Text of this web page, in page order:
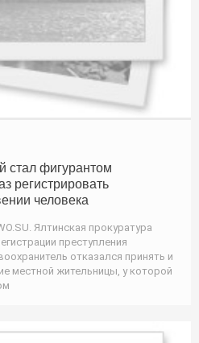
стал фигурантом
регистрировать
человека
Ялтинская прокуратура
преступления
отказался принять и
местной жительницы, у которой